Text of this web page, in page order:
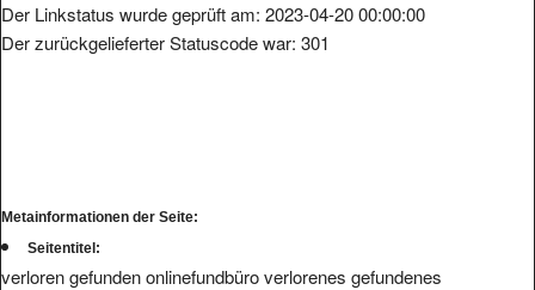
Der Linkstatus wurde geprüft am: 2023-04-20 00:00:00
Der zurückgelieferter Statuscode war: 301
Metainformationen der Seite:
Seitentitel:
verloren gefunden onlinefundbüro verlorenes gefundenes